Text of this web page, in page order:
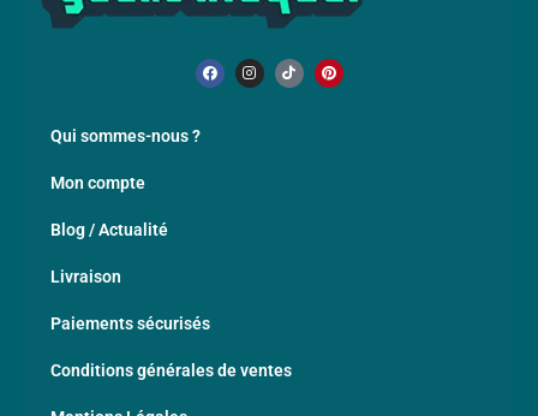
Qui sommes-nous ?
Mon compte
Blog / Actualité
Livraison
Paiements sécurisés
Conditions générales de ventes